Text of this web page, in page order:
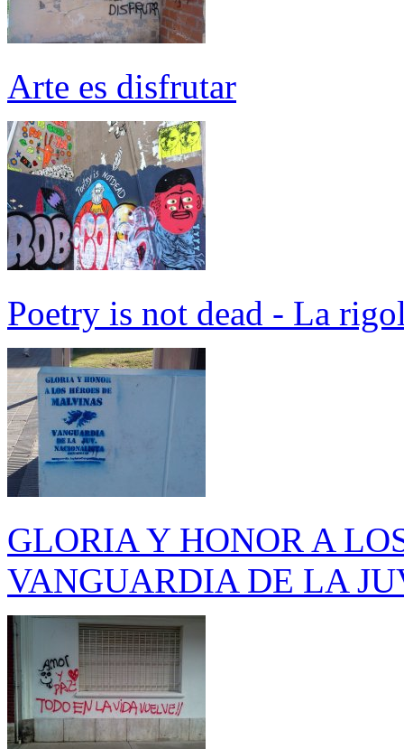
Arte es disfrutar
Poetry is not dead - La
GLORIA Y HONOR A
VANGUARDIA DE LA